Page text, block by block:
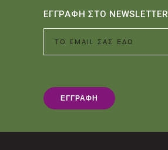
ΕΓΓΡΑΦΗ ΣΤΟ NEWSLETTER